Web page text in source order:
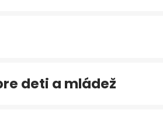
deti a mládež